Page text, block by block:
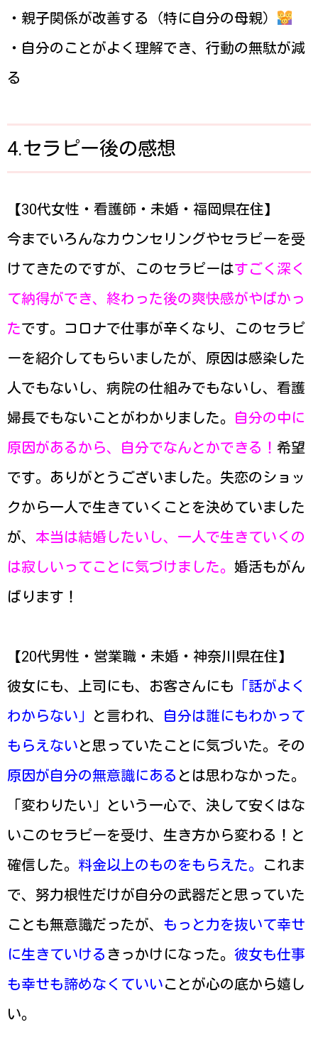
・親子関係が改善する（特に自分の母親）
・自分のことがよく理解でき、行動の無駄が減
る
4.セラピー後の感想
【30代女性・看護師・未婚・福岡県在住】
今までいろんなカウンセリングやセラピーを受
けてきたのですが、このセラピーはすごく深く
て納得ができ、終わった後の爽快感がやばかっ
たです。コロナで仕事が辛くなり、このセラピ
ーを紹介してもらいましたが、原因は感染した
人でもないし、病院の仕組みでもないし、看護
婦長でもないことがわかりました。 自分の中に
原因があるから、自分でなんとかできる！ 希望
です。ありがとうございました。失恋のショッ
クから一人で生きていくことを決めていました
が、 本当は結婚したいし、一人で生きていくの
は寂しいってことに気づけました。 婚活もがん
ばります！
【20代男性・営業職・未婚・神奈川県在住】
彼女にも、上司にも、お客さんにも 「話がよく
わからない」
と言われ、 自分は誰にもわかって
もらえないと思っていたことに気づいた。その
原因が自分の無意識にある とは思わなかった。
「変わりたい」という一心で、決して安くはな
いこのセラピーを受け、生き方から変わる！と
確信した。 料金以上のものをもらえた。
これま
で、努力根性だけが自分の武器だと思っていた
ことも無意識だったが、 もっと力を抜いて幸せ
に生きていける きっかけになった。 彼女も仕事
も幸せも諦めなくていいことが心の底から嬉し
い。